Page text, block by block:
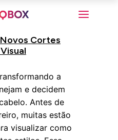
Cortes
a
e decidem
Antes de
muitas estão
visualizar como